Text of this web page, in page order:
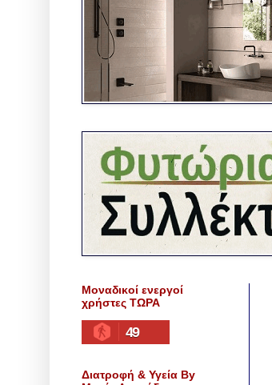
Μοναδικοί ενεργοί
χρήστες ΤΩΡΑ
49
Διατροφή & Υγεία By